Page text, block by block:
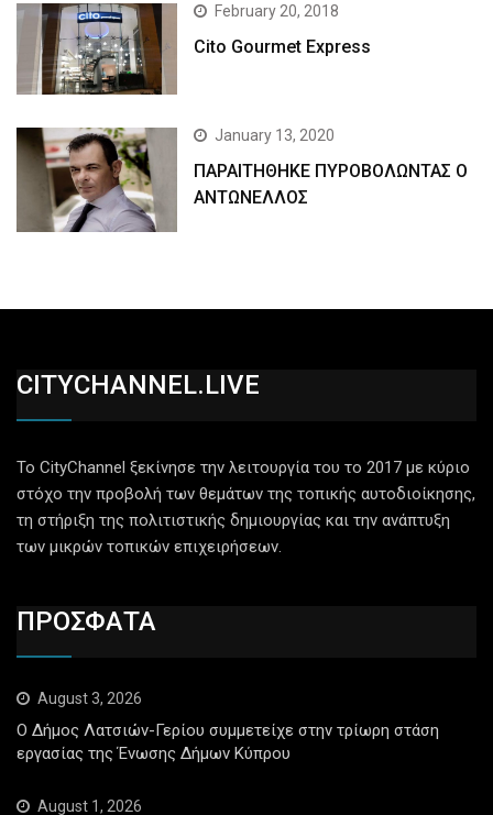
February 20, 2018
Cito Gourmet Express
January 13, 2020
ΠΑΡΑΙΤΗΘΗΚΕ ΠΥΡΟΒΟΛΩΝΤΑΣ Ο
ΑΝΤΩΝΕΛΛΟΣ
CITYCHANNEL.LIVE
Το CityChannel ξεκίνησε την λειτουργία του το 2017 με κύριο
στόχο την προβολή των θεμάτων της τοπικής αυτοδιοίκησης,
τη στήριξη της πολιτιστικής δημιουργίας και την ανάπτυξη
των μικρών τοπικών επιχειρήσεων.
ΠΡΟΣΦΑΤΑ
August 3, 2026
Ο Δήμος Λατσιών-Γερίου συμμετείχε στην τρίωρη στάση
εργασίας της Ένωσης Δήμων Κύπρου
August 1, 2026